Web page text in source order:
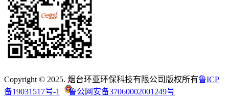
Copyright © 2025. 烟台环亚环保科技有限公司版权所有鲁ICP
备19031517号-1
鲁公网安备37060002001249号